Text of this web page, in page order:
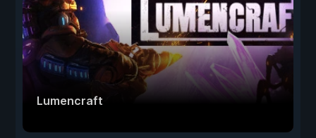
Lumencraft